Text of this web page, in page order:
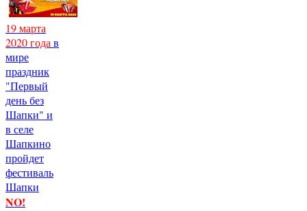
19 марта
2020 годав
мире
праздник
"Первый
день без
Шапки" и
в селе
Шапкино
пройдет
фестиваль
Шапки
NO!